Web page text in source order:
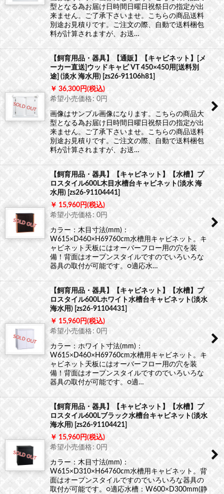
型となる為お届け日時間日曜日祝祭日の指定が出
来ません。ご了承下さいませ。こちらの商品送料
別途お見積りです。ご注文の際、自動で送料梱包
料が計算されますが、お送…
【飼育用品・器具】【通販】【キャビネット】[メ
ーカー直送]ウッドキャビ VT 450×450用[送料別
途] (淡水 海水用) [zs26-91106h81]
36,300 円(税込)
希望小売価格: 0円
画像はサンプル画像になります。こちらの商品大
型となる為お届け日時間日曜日祝祭日の指定が出
来ません。ご了承下さいませ。こちらの商品送料
別途お見積りです。ご注文の際、自動で送料梱包
料が計算されますが、お送…
【飼育用品・器具】【キャビネット】【水槽】プ
ロスタイル600L木目水槽台キャビネット(淡水 海
水用) [zs26-91104441]
15,960 円(税込)
希望小売価格: 0円
カラー：木目寸法(mm)：
W615×D460×H69760cm水槽用キャビネット。キ
ャビネット天板にはオーバーフロー用の穴を装
備！背面はオープンスタイルですのでいろいろな
器具の取付が可能です。○適応水…
【飼育用品・器具】【キャビネット】【水槽】プ
ロスタイル600Lホワイト水槽台キャビネット(淡水
海水用) [zs26-91104431]
15,960 円(税込)
希望小売価格: 0円
カラー：ホワイト寸法(mm)：
W615×D460×H69760cm水槽用キャビネット。キ
ャビネット天板にはオーバーフロー用の穴を装
備！背面はオープンスタイルですのでいろいろな
器具の取付が可能です。○適…
【飼育用品・器具】【キャビネット】【水槽】プ
ロスタイル600Lブラック水槽台キャビネット(淡水
海水用) [zs26-91104421]
15,960 円(税込)
希望小売価格 : 0円
カラー：木目寸法(mm)：
W615×D310×H64760cm水槽用キャビネット。背
面はオープンスタイルですのでいろいろな器具の
取付が可能です。○適応水槽：W600×D300mm(静